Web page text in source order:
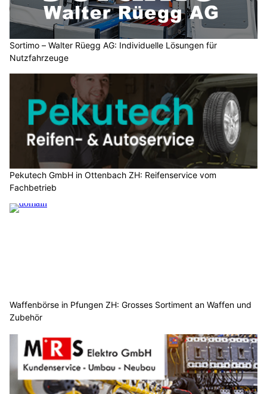
Sortimo – Walter Rüegg AG: Individuelle Lösungen für
Nutzfahrzeuge
Pekutech GmbH in Ottenbach ZH: Reifenservice vom
Fachbetrieb
Waffenbörse in Pfungen ZH: Grosses Sortiment an Waffen und
Zubehör